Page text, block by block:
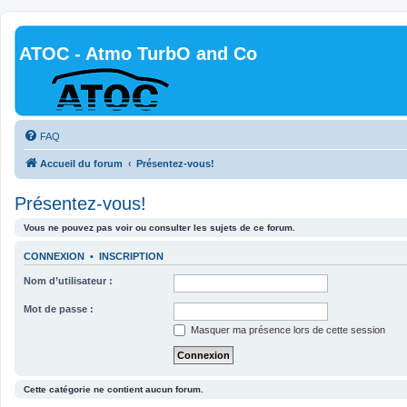
ATOC - Atmo TurbO and Co
FAQ
Accueil du forum Présentez-vous!
Présentez-vous!
Vous ne pouvez pas voir ou consulter les sujets de ce forum.
CONNEXION • INSCRIPTION
Nom d’utilisateur :
Mot de passe :
Masquer ma présence lors de cette session
Cette catégorie ne contient aucun forum.